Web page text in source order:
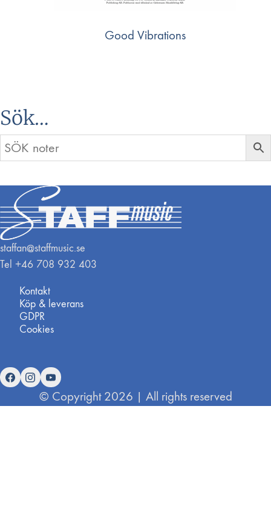
Good Vibrations
Sök…
staffan@staffmusic.se
Tel +46 708 932 403
Kontakt
Köp & leverans
GDPR
Cookies
© Copyright 2026 | All rights reserved